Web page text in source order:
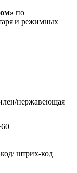
по
и режимных
нержавеющая
штрих-код